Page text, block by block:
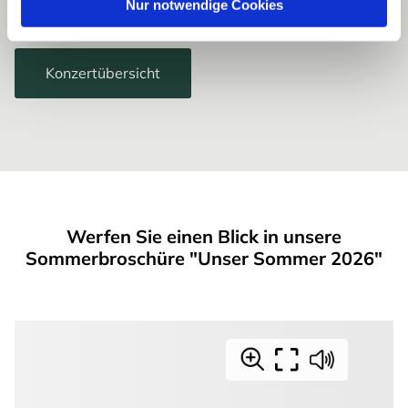
Nur notwendige Cookies
Konzertübersicht
Werfen Sie einen Blick in unsere
Sommerbroschüre "Unser Sommer 2026"